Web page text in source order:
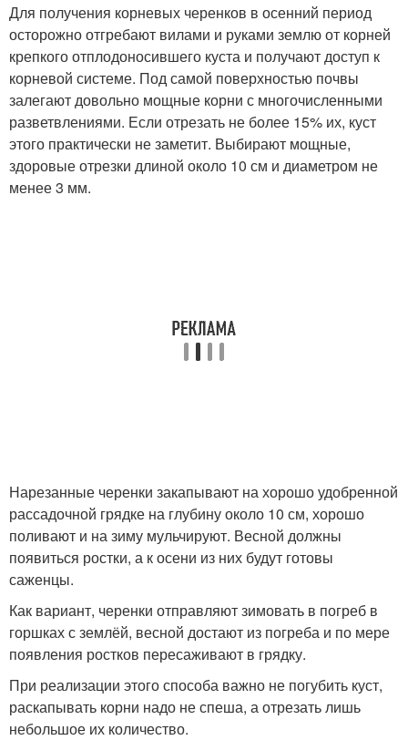
Для получения корневых черенков в осенний период
осторожно отгребают вилами и руками землю от корней
крепкого отплодоносившего куста и получают доступ к
корневой системе. Под самой поверхностью почвы
залегают довольно мощные корни с многочисленными
разветвлениями. Если отрезать не более 15% их, куст
этого практически не заметит. Выбирают мощные,
здоровые отрезки длиной около 10 см и диаметром не
менее 3 мм.
Нарезанные черенки закапывают на хорошо удобренной
рассадочной грядке на глубину около 10 см, хорошо
поливают и на зиму мульчируют. Весной должны
появиться ростки, а к осени из них будут готовы
саженцы.
Как вариант, черенки отправляют зимовать в погреб в
горшках с землёй, весной достают из погреба и по мере
появления ростков пересаживают в грядку.
При реализации этого способа важно не погубить куст,
раскапывать корни надо не спеша, а отрезать лишь
небольшое их количество.